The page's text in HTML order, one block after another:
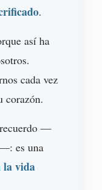
.
así ha
cada vez
corazón.
—
es una
la vida